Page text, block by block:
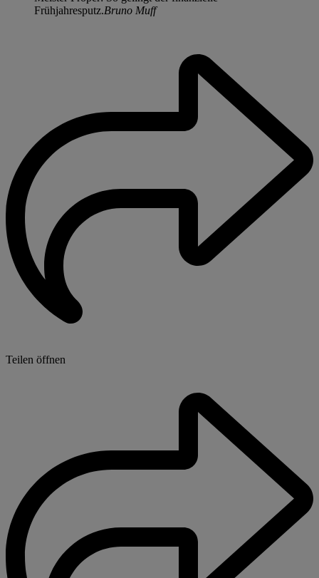
Frühjahresputz.Bruno Muff
Teilen öffnen